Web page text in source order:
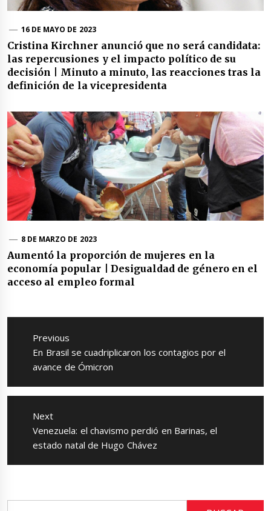
16 DE MAYO DE 2023
Cristina Kirchner anunció que no será candidata:
las repercusiones y el impacto político de su
decisión | Minuto a minuto, las reacciones tras la
definición de la vicepresidenta
8 DE MARZO DE 2023
Aumentó la proporción de mujeres en la
economía popular | Desigualdad de género en el
acceso al empleo formal
Navegación
entradas
Previous
Previous
post:
En Brasil se cuadriplicaron los contagios por el
avance de Ómicron
Next
Next
post:
Venezuela: el chavismo perdió en Barinas, el
estado natal de Hugo Chávez